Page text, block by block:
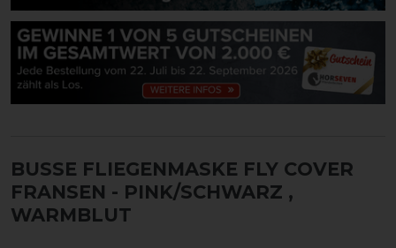
BUSSE FLIEGENMASKE FLY COVER
FRANSEN - PINK/SCHWARZ ,
WARMBLUT